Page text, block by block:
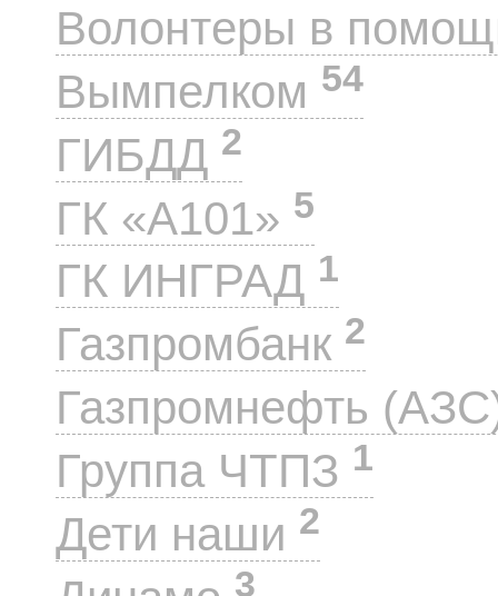
Волонтеры в
Вымпелком 54
ГИБДД 2
ГК «А101» 5
ГК ИНГРАД 1
Газпромбанк 2
Газпромнефть
Группа ЧТПЗ 1
Дети наши 2
3